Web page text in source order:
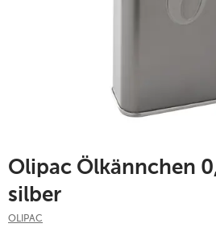
Olipac Ölkännchen
silber
OLIPAC